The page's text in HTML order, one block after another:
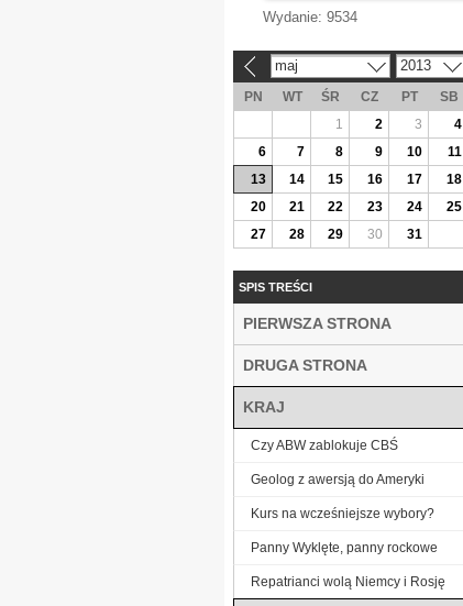
Wydanie: 9534
maj 2013
PN WT ŚR CZ PT SB
1
2 3 4
6
7 8 9 10 11
13
14 15 16 17 18
20
21 22 23 24 25
27
28 29 30 31
SPIS TREŚCI
PIERWSZA STRONA
DRUGA STRONA
KRAJ
Czy ABW zablokuje CBŚ
Geolog z awersją do Ameryki
Kurs na wcześniejsze wybory?
Panny Wyklęte, panny rockowe
Repatrianci wolą Niemcy i Rosję